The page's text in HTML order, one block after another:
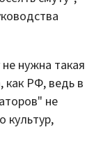
нужна такая
как РФ, ведь в
не
культур,